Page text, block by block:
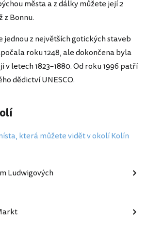
města a z dálky můžete její 2
z Bonnu.
jednou z největších gotických staveb
roku 1248, ale dokončena byla
v letech 1823–1880. Od roku 1996 patří
dědictví UNESCO.
která můžete vidět v okolí Kolín
Ludwigových